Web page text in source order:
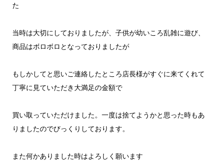
た
当時は大切にしておりましたが、子供が幼いころ乱雑に遊び、
商品はボロボロとなっておりましたが
もしかしてと思いご連絡したところ店長様がすぐに来てくれて
丁寧に見ていただき大満足の金額で
買い取っていただけました。一度は捨てようかと思った時もあ
りましたのでびっくりしております。
また何かありました時はよろしく願います